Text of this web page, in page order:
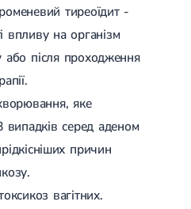
інфекція
допомога при вагітності
кістки
кістки
тиреоїдит -
впливу на організм
або після проходження
яке
випадків серед аденом
причин
вагітних.